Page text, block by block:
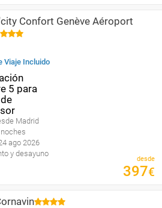
Confort Genève Aéroport
Viaje Incluido
Madrid
ago 2026
y desayuno
desde
397€